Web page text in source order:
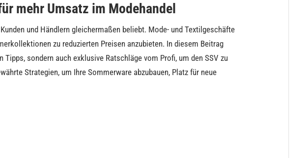
mehr Umsatz im Modehandel
und Händlern gleichermaßen beliebt. Mode- und Textilgeschäfte
zu reduzierten Preisen anzubieten. In diesem Beitrag
sondern auch exklusive Ratschläge vom Profi, um den SSV zu
Strategien, um Ihre Sommerware abzubauen, Platz für neue